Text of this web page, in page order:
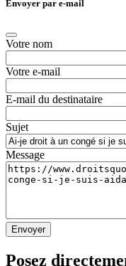
Envoyer par e-mail
Votre nom
Votre e-mail
E-mail du destinataire
Sujet
Message
Posez